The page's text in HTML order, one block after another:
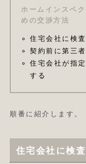
ホームインスペ
めの交渉方法
住宅会社に検
契約前に第三
住宅会社が指
する
順番に紹介します。
住宅会社に検